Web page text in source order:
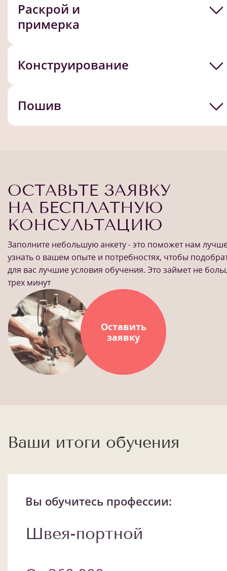
Раскрой и
примерка
Конструирование
Пошив
ОСТАВЬТЕ ЗАЯВКУ
НА БЕСПЛАТНУЮ
КОНСУЛЬТАЦИЮ
Заполните небольшую анкету - это поможет нам
узнать о вашем опыте и потребностях, чтобы
для вас лучшие условия обучения. Это займет не
трех минут
Оставить
заявку
Ваши итоги обучения
Вы обучитесь профессии:
Швея-портной